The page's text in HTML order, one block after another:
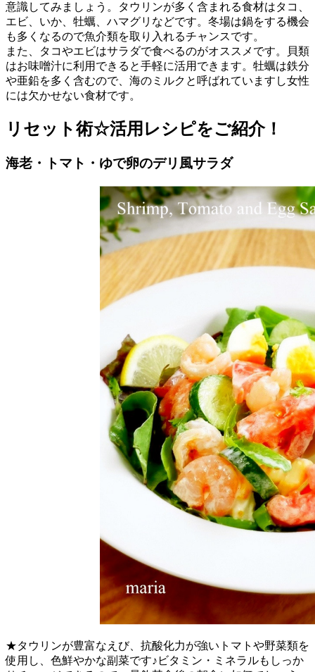
意識してみましょう。タウリンが多く含まれる食材はタコ、
エビ、いか、牡蠣、ハマグリなどです。冬場は鍋をする機会
も多くなるので魚介類を取り入れるチャンスです。
また、タコやエビはサラダで食べるのがオススメです。貝類
はお味噌汁に利用できると手軽に活用できます。牡蠣は鉄分
や亜鉛を多く含むので、海のミルクと呼ばれていますし女性
には欠かせない食材です。
リセット術☆活用レシピをご紹介！
海老・トマト・ゆで卵のデリ風サラダ
★タウリンが豊富なえび、抗酸化力が強いトマトや野菜類を
使用し、色鮮やかな副菜です♪ビタミン・ミネラルもしっか